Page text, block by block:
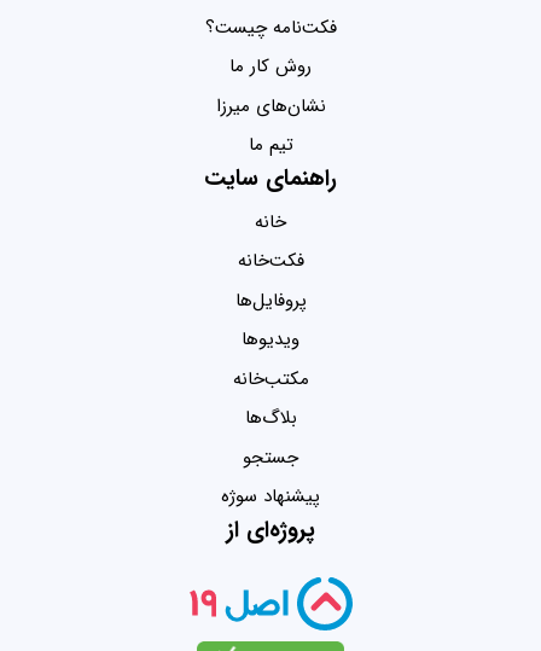
فکت‌نامه چیست؟
روش کار ما
نشان‌های میرزا
تیم ما
راهنمای سایت
خانه
فکت‌خانه
پروفایل‌ها
ویدیو‌ها
مکتب‌خانه
بلاگ‌ها
جستجو
پیشنهاد سوژه
پروژه‌ای از